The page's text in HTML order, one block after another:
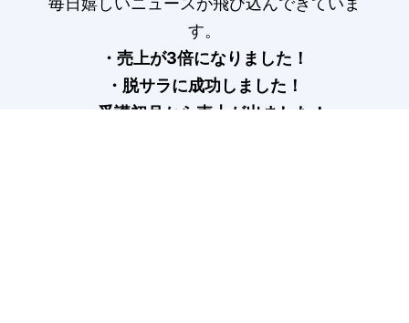
す。
・売上が3倍になりました！
・脱サラに成功しました！
・受講初月から売上が出ました！